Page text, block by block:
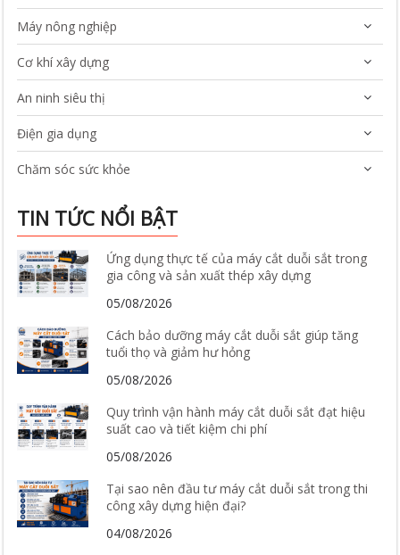
Máy nông nghiệp
Cơ khí xây dựng
An ninh siêu thị
Điện gia dụng
Chăm sóc sức khỏe
TIN TỨC NỔI BẬT
Ứng dụng thực tế của máy cắt duỗi sắt trong
gia công và sản xuất thép xây dựng
05/08/2026
Cách bảo dưỡng máy cắt duỗi sắt giúp tăng
tuổi thọ và giảm hư hỏng
05/08/2026
Quy trình vận hành máy cắt duỗi sắt đạt hiệu
suất cao và tiết kiệm chi phí
05/08/2026
Tại sao nên đầu tư máy cắt duỗi sắt trong thi
công xây dựng hiện đại?
04/08/2026